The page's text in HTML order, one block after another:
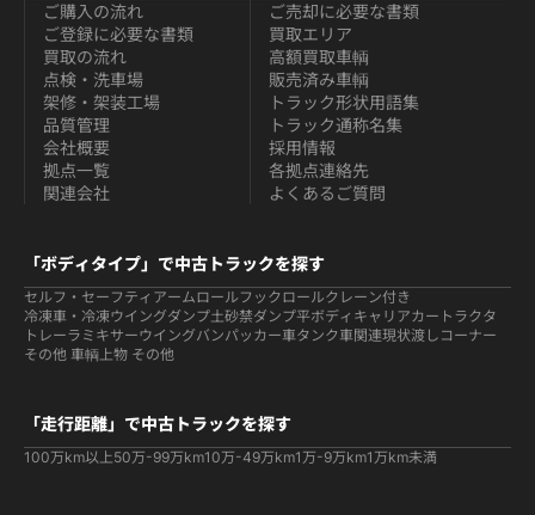
ご購入の流れ
ご登録に必要な書類
買取の流れ
ご売却に必要な書類
買取エリア
高額買取車輌
点検・洗車場
架修・架装工場
品質管理
販売済み車輌
トラック形状用語集
トラック通称名集
会社概要
拠点一覧
関連会社
採用情報
各拠点連絡先
よくあるご質問
「ボディタイプ」で中古トラックを探す
セルフ・セーフティ アームロールフックロールクレーン付き
冷凍車・冷凍ウイングダンプ土砂禁ダンプ平ボディ キャリアカー トラクタ
トレーラ ミキサーウイングバンパッカー車タンク車関連現状渡しコーナー
その他 車輌上物 その他
「走行距離」で中古トラックを探す
100万km以上50万-99万km10万-49万km1万-9万km1万km未満